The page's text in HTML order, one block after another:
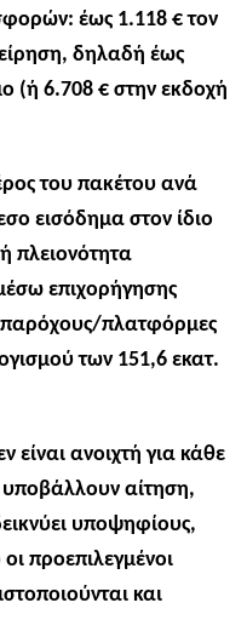
έως 1.118 € τον
δηλαδή έως
(ή 6.708 € στην εκδοχή
του πακέτου ανά
εισόδημα στον ίδιο
πλειονότητα
επιχορήγησης
παρόχους/πλατφόρμες
των 151,6 εκατ.
ανοιχτή για κάθε
υποβάλλουν αίτηση,
υποψηφίους,
προεπιλεγμένοι
και